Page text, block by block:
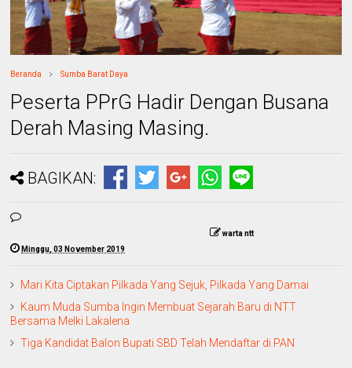
Beranda Sumba Barat Daya
Peserta PPrG Hadir Dengan Busana
Derah Masing Masing.
BAGIKAN:
warta ntt
Minggu, 03 November 2019
Mari Kita Ciptakan Pilkada Yang Sejuk, Pilkada Yang Damai
Kaum Muda Sumba Ingin Membuat Sejarah Baru di NTT
Bersama Melki Lakalena
Tiga Kandidat Balon Bupati SBD Telah Mendaftar di PAN